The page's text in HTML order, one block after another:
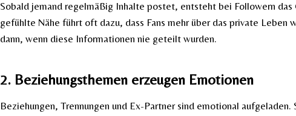
Sobald jemand regelmäßig Inhalte postet, entsteht bei Followern das
gefühlte Nähe führt oft dazu, dass Fans mehr über das private Leben
dann, wenn diese Informationen nie geteilt wurden.
2. Beziehungsthemen erzeugen Emotionen
Beziehungen, Trennungen und Ex-Partner sind emotional